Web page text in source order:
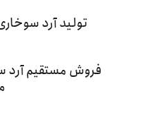
تولید آرد
فروش مستقیم